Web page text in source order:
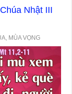
Nhật III
, MÙA VỌNG